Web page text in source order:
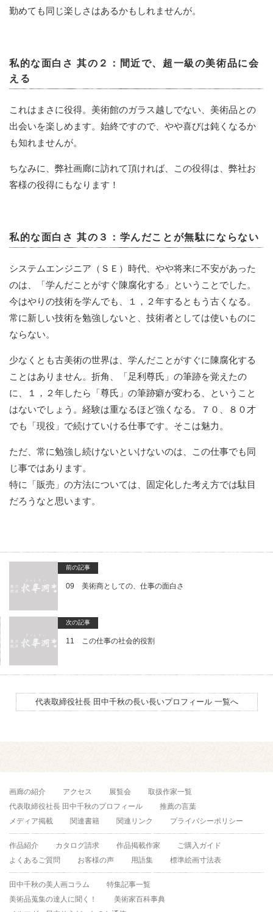
勤めても同じ楽しさはあるかもしれませんが。
私的な面白さ 其の２：間近で、超一級の美術品に会
える
これはまさに役得。美術館のガラス越しでない、美術品との
出会いを楽しめます。始終ですので、やや喜びは鈍くなるか
も知れませんが。
ちなみに、弊社画廊に訪れて頂ければ、この役得は、弊社お
客様の役得にもなります！
私的な面白さ 其の３：学んだことが無駄にならない
システムエンジニア（ＳＥ）時代、やや将来に不安があった
のは、「学んだことがすぐ陳腐化する」ということでした。
今はやりの技術を学んでも、１，２年するともう古くなる。
常に新しい技術を勉強しないと、技術者としては使いものに
ならない。
少なくとも古美術の世界は、学んだことがすぐに陳腐化する
ことはありません。折角、「足利尊氏」の筆跡を覚えたの
に、１，２年したら「尊氏」の筆跡癖が変わる、ということ
はないでしょう。経験は重なるほど強くなる。７０、８０才
でも「現役」で続けていける仕事です。そこは魅力。
ただ、常に勉強し続けないといけないのは、この仕事でも同
じ事ではあります。
特に「販売」の方法については、固定化した考え方では駄目
だろうなと思います。
前の記事
09 美術商としての、仕事の面白さ
次の記事
11 この仕事の社会的役割
代表取締役社長 田中千秋の長い長いプロフィール 一覧へ
画廊の紹介 アクセス 展覧会
取扱作家一覧
代表取締役社長 田中千秋のプロフィール
推薦の言葉
メディア掲載
関連書籍 関連リンク プライバシーポリシー
作品紹介 カタログ請求 作品掲載作家
ご購入ガイド
よくあるご質問
お客様の声 用語集 標準絵画寸法表
田中千秋の美人画コラム
特集記事一覧
美術品蒐集の達人に聞く！
美術家百科事典